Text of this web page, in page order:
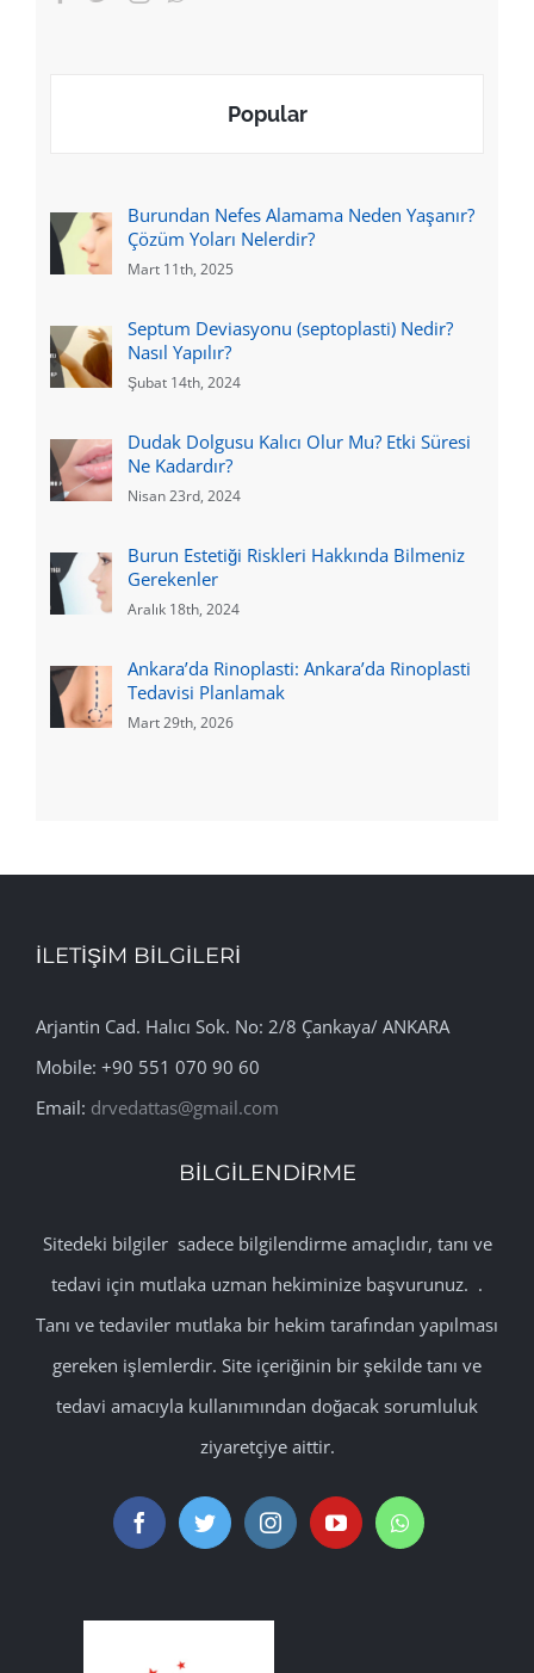
Popular
Burundan Nefes Alamama Neden Yaşanır?
Çözüm Yoları Nelerdir?
Mart 11th, 2025
Septum Deviasyonu (septoplasti) Nedir?
Nasıl Yapılır?
Şubat 14th, 2024
Dudak Dolgusu Kalıcı Olur Mu? Etki Süresi
Ne Kadardır?
Nisan 23rd, 2024
Burun Estetiği Riskleri Hakkında Bilmeniz
Gerekenler
Aralık 18th, 2024
Ankara’da Rinoplasti: Ankara’da Rinoplasti
Tedavisi Planlamak
Mart 29th, 2026
İLETİŞİM BİLGİLERİ
Arjantin Cad. Halıcı Sok. No: 2/8 Çankaya/ ANKARA
Mobile: +90 551 070 90 60
Email: drvedattas@gmail.com
BİLGİLENDİRME
Sitedeki bilgiler sadece bilgilendirme amaçlıdır, tanı ve
tedavi için mutlaka uzman hekiminize başvurunuz. .
Tanı ve tedaviler mutlaka bir hekim tarafından yapılması
gereken işlemlerdir. Site içeriğinin bir şekilde tanı ve
tedavi amacıyla kullanımından doğacak sorumluluk
ziyaretçiye aittir.